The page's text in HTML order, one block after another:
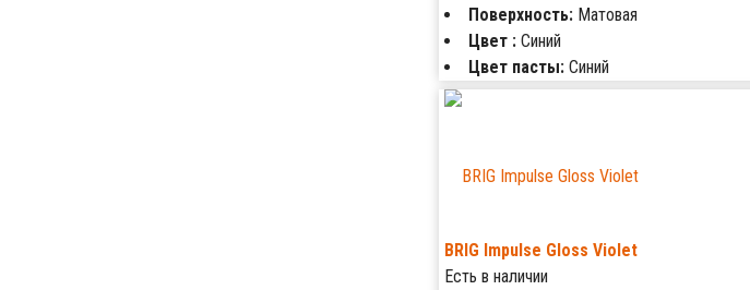
Поверхность: Матовая
Цвет : Синий
Цвет пасты: Синий
BRIG Impulse Gloss Violet
Есть в наличии